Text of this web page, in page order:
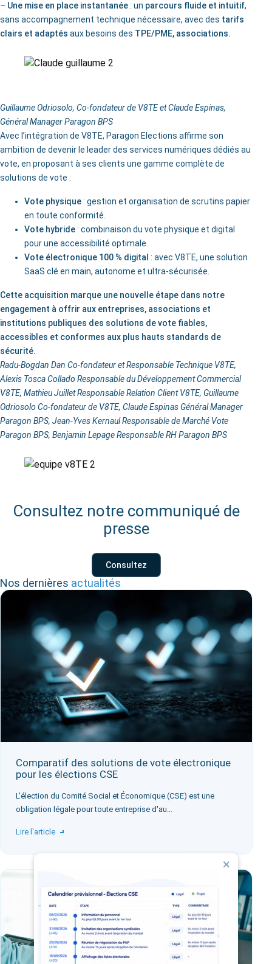
– Une mise en place instantanée: un parcours fluide et intuitif,
sans accompagnement technique nécessaire, avec des tarifs
clairs et adaptés aux besoins des TPE/PME, associations.
Guillaume Odriosolo, Co-fondateur de V8TE et Claude Espinas,
Général Manager Paragon BPS
Avec l’intégration de V8TE, Paragon Elections affirme son
ambition de devenir le leader des services numériques dédiés au
vote, en proposant à ses clients une gamme complète de
solutions de vote :
Vote physique: gestion et organisation de scrutins papier
en toute conformité.
Vote hybride: combinaison du vote physique et digital
pour une accessibilité optimale.
Vote électronique 100 % digital : avec V8TE, une solution
SaaS clé en main, autonome et ultra-sécurisée.
Cette acquisition marque une nouvelle étape dans notre
engagement à offrir aux entreprises, associations et
institutions publiques des solutions de vote fiables,
accessibles et conformes aux plus hauts standards de
sécurité.
Radu-Bogdan Dan Co-fondateur et Responsable Technique V8TE,
Alexis Tosca Collado Responsable du Développement Commercial
V8TE, Mathieu Juillet Responsable Relation Client V8TE, Guillaume
Odriosolo Co-fondateur de V8TE, Claude Espinas Général Manager
Paragon BPS, Jean-Yves Kernaul Responsable de Marché Vote
Paragon BPS, Benjamin Lepage Responsable RH Paragon BPS
Consultez notre communiqué de
presse
Consultez
Nos dernières actualités
Comparatif des solutions de vote électronique
pour les élections CSE
L'élection du Comité Social et Économique (CSE) est une
obligation légale pour toute entreprise d'au…
Lire l'article